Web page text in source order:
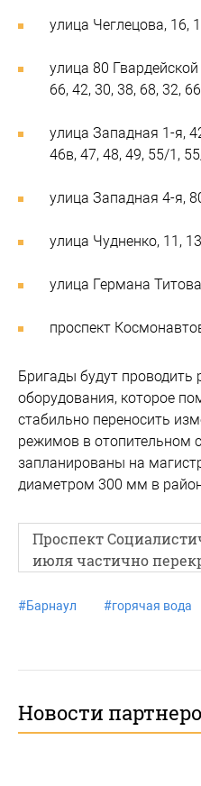
улица Чеглецова, 16,
улица 80
66, 42, 30, 38, 68, 32,
улица Западная 1-я,
46в, 47, 48, 49, 55/1,
улица Западная 4-я,
улица Чудненко, 11,
улица Германа
проспект
Бригады будут
оборудования, которое
стабильно переносить
режимов в отопительном
запланированы на
диаметром 300 мм в
Проспект
июля частично
#Барнаул #горячая вода
Новости